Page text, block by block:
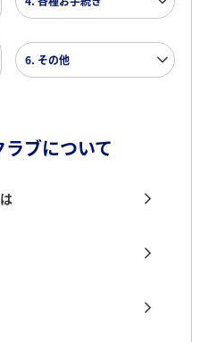
6. その他
ブについて